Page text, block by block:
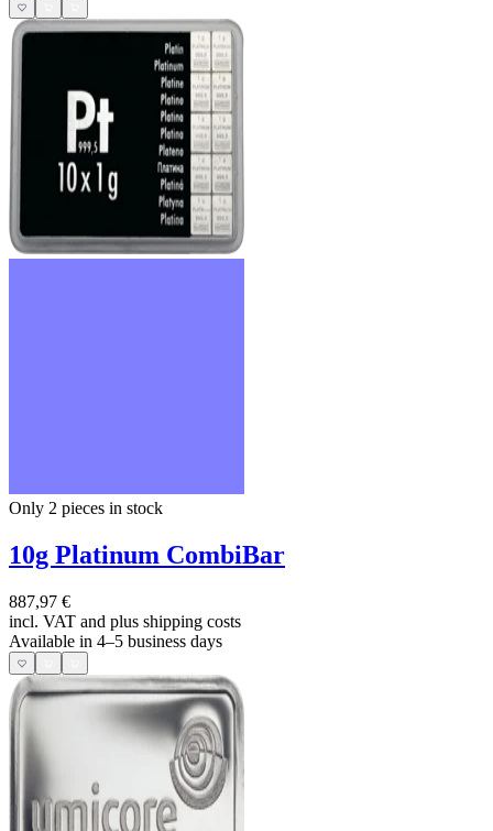
Only 2 pieces in stock
10g Platinum CombiBar
887,97 €
incl. VAT and plus shipping costs
Available in 4–5 business days